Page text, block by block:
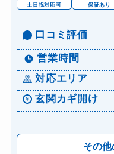
ドアノブカギ作成
ドアノブカギ交換
土日祝対応可 保証あり
口コミ評価
営業時間
対応エリア
玄関カギ開け
その